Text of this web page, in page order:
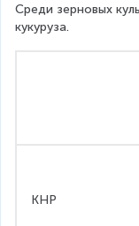
Среди зерновых
кукуруза.
КНР